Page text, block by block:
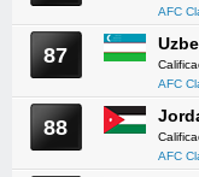
AFC
87
AFC
88
AFC